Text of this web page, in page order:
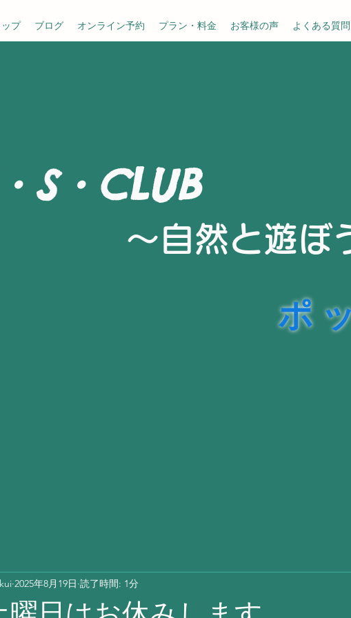
プ ブログ オンライン予約 プラン・料金 お客様の声 よくある質問
S・CLUB
～​自然と遊ぼ
売・
2025年8月19日 読了時間: 1分